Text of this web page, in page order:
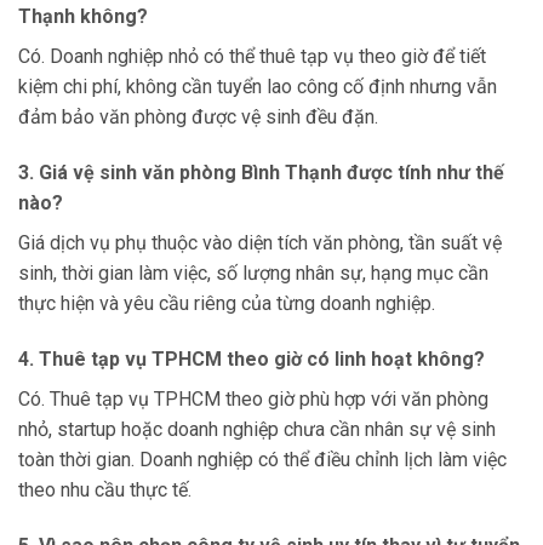
Thạnh không?
Có. Doanh nghiệp nhỏ có thể thuê tạp vụ theo giờ để tiết
kiệm chi phí, không cần tuyển lao công cố định nhưng vẫn
đảm bảo văn phòng được vệ sinh đều đặn.
3. Giá vệ sinh văn phòng Bình Thạnh được tính như thế
nào?
Giá dịch vụ phụ thuộc vào diện tích văn phòng, tần suất vệ
sinh, thời gian làm việc, số lượng nhân sự, hạng mục cần
thực hiện và yêu cầu riêng của từng doanh nghiệp.
4. Thuê tạp vụ TPHCM theo giờ có linh hoạt không?
Có. Thuê tạp vụ TPHCM theo giờ phù hợp với văn phòng
nhỏ, startup hoặc doanh nghiệp chưa cần nhân sự vệ sinh
toàn thời gian. Doanh nghiệp có thể điều chỉnh lịch làm việc
theo nhu cầu thực tế.